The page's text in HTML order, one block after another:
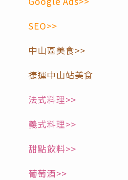
SEO>>
中山區美食>>
捷運中山站美食
法式料理>>
義式料理>>
甜點飲料>>
葡萄酒>>